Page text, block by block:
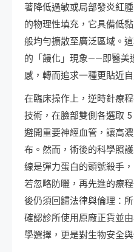
著降低過敏或局部發炎紅
的物理性填充，它具備低
般均勻擴散至廣泛區域。
的「饅化」現象——即醫美
感，轉而追求一種更貼近
在臨床操作上，逆時針療
技術，在臉部雙側各選取 5
避開重要神經血管，讓高
布。然而，術後的科學照
線是彈力蛋白的頭號殺手
若忽略防曬，再先進的療
後仍須回歸法律與倫理：
確認診所使用原廠正貨並
學選擇，更是對生物安全